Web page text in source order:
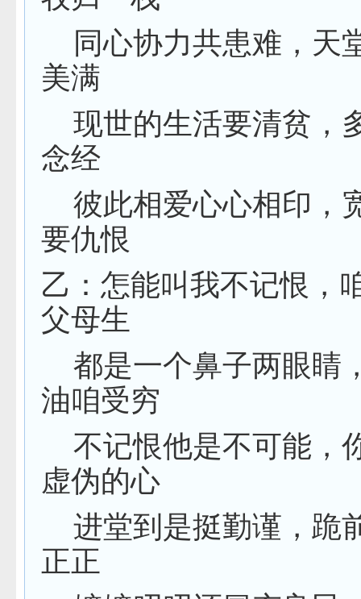
同心协力共患难，天
美满
现世的生活要清贫，
念经
彼此相爱心心相印，
要仇恨
乙：怎能叫我不记恨，
父母生
都是一个鼻子两眼睛
油咱受穷
不记恨他是不可能，
虚伪的心
进堂到是挺勤谨，跪
正正